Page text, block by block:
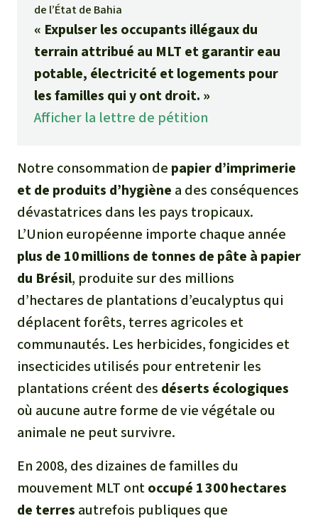
Les barrages
Le ciment et le béton
Les routes
de l’État de Bahia
« Expulser les occupants illégaux du
terrain attribué au MLT et garantir eau
potable, électricité et logements pour
les familles qui y ont droit. »
Afficher la lettre de pétition
Notre consommation de papier d’imprimerie
et de produits d’hygiène a des conséquences
dévastatrices dans les pays tropicaux.
L’Union européenne importe chaque année
plus de 10 millions de tonnes de pâte à papier
du Brésil, produite sur des millions
d’hectares de plantations d’eucalyptus qui
déplacent forêts, terres agricoles et
communautés. Les herbicides, fongicides et
insecticides utilisés pour entretenir les
plantations créent des déserts écologiques
où aucune autre forme de vie végétale ou
animale ne peut survivre.
En 2008, des dizaines de familles du
mouvement MLT ontoccupé 1 300 hectares
de terres autrefois publiques que